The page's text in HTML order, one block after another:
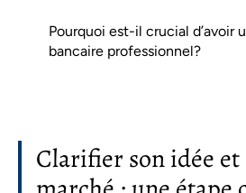
Pourquoi est-il crucial d’avoir
bancaire professionnel?
Clarifier son idée et